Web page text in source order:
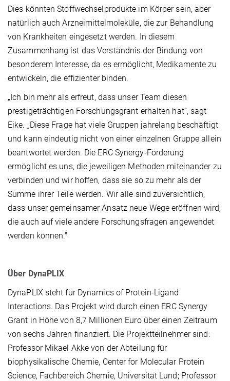
Dies könnten Stoffwechselprodukte im Körper sein, aber
natürlich auch Arzneimittelmoleküle, die zur Behandlung
von Krankheiten eingesetzt werden. In diesem
Zusammenhang ist das Verständnis der Bindung von
besonderem Interesse, da es ermöglicht, Medikamente zu
entwickeln, die effizienter binden.
„Ich bin mehr als erfreut, dass unser Team diesen
prestigeträchtigen Forschungsgrant erhalten hat“, sagt
Eike. „Diese Frage hat viele Gruppen jahrelang beschäftigt
und kann eindeutig nicht von einer einzelnen Gruppe allein
beantwortet werden. Die ERC Synergy-Förderung
ermöglicht es uns, die jeweiligen Methoden miteinander zu
verbinden und wir hoffen, dass sie so zu mehr als der
Summe ihrer Teile werden. Wir alle sind zuversichtlich,
dass unser gemeinsamer Ansatz neue Wege eröffnen wird,
die auch auf viele andere Forschungsfragen angewendet
werden können."
Über DynaPLIX
DynaPLIX steht für Dynamics of Protein-Ligand
Interactions. Das Projekt wird durch einen ERC Synergy
Grant in Höhe von 8,7 Millionen Euro über einen Zeitraum
von sechs Jahren finanziert. Die Projektteilnehmer sind:
Professor Mikael Akke von der Abteilung für
biophysikalische Chemie, Center for Molecular Protein
Science, Fachbereich Chemie, Universität Lund; Professor